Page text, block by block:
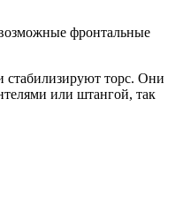
фронтальные
торс. Они
или штангой, так